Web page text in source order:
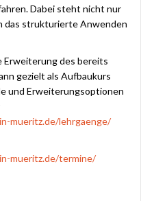
Dabei steht nicht nur
das strukturierte Anwenden
Erweiterung des bereits
gezielt als Aufbaukurs
und Erweiterungsoptionen
mueritz.de/lehrgaenge/
mueritz.de/termine/